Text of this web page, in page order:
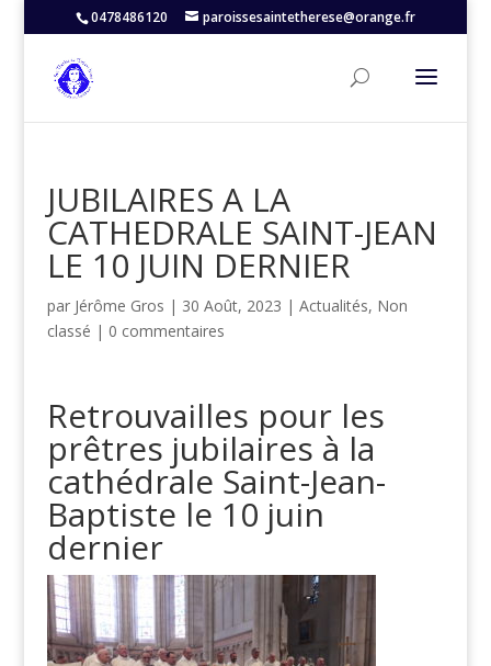
0478486120 paroissesaintetherese@orange.fr
JUBILAIRES A LA
CATHEDRALE SAINT-JEAN
LE 10 JUIN DERNIER
par Jérôme Gros | 30 Août, 2023 | Actualités, Non
classé | 0 commentaires
Retrouvailles pour les
prêtres jubilaires à la
cathédrale Saint-Jean-
Baptiste le 10 juin
dernier